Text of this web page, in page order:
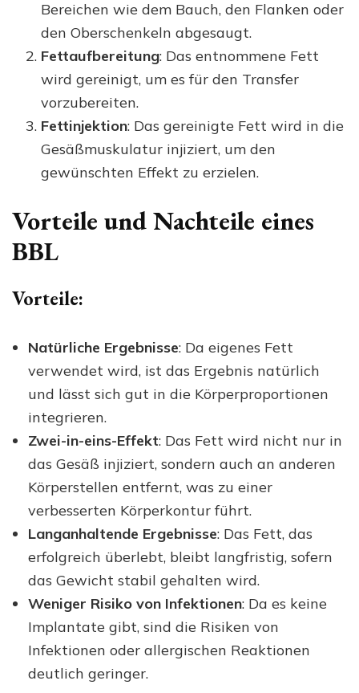
Bereichen wie dem Bauch, den Flanken oder
den Oberschenkeln abgesaugt.
Fettaufbereitung: Das entnommene Fett
wird gereinigt, um es für den Transfer
vorzubereiten.
Fettinjektion: Das gereinigte Fett wird in die
Gesäßmuskulatur injiziert, um den
gewünschten Effekt zu erzielen.
Vorteile und Nachteile eines
BBL
Vorteile:
Natürliche Ergebnisse: Da eigenes Fett
verwendet wird, ist das Ergebnis natürlich
und lässt sich gut in die Körperproportionen
integrieren.
Zwei-in-eins-Effekt: Das Fett wird nicht nur in
das Gesäß injiziert, sondern auch an anderen
Körperstellen entfernt, was zu einer
verbesserten Körperkontur führt.
Langanhaltende Ergebnisse: Das Fett, das
erfolgreich überlebt, bleibt langfristig, sofern
das Gewicht stabil gehalten wird.
Weniger Risiko von Infektionen: Da es keine
Implantate gibt, sind die Risiken von
Infektionen oder allergischen Reaktionen
deutlich geringer.